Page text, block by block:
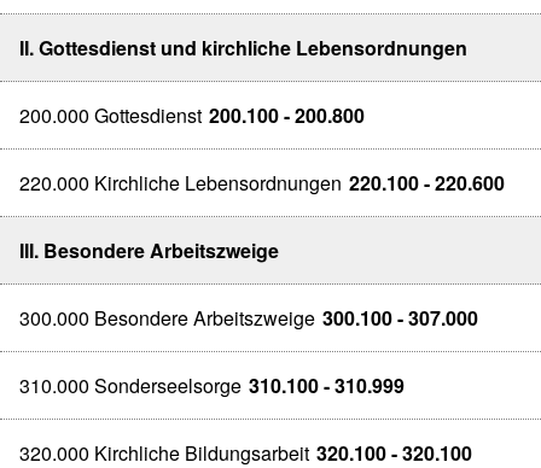
II. Gottesdienst und kirchliche Lebensordnungen
200.000 Gottesdienst 200.100 - 200.800
220.000 Kirchliche Lebensordnungen 220.100 - 220.600
III. Besondere Arbeitszweige
300.000 Besondere Arbeitszweige 300.100 - 307.000
310.000 Sonderseelsorge 310.100 - 310.999
320.000 Kirchliche Bildungsarbeit 320.100 - 320.100